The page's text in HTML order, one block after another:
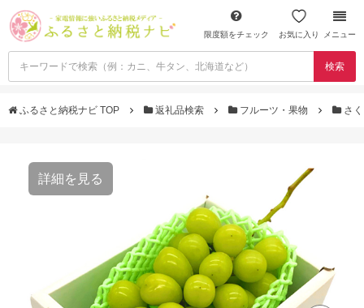
限度額をチェック お気に入り メニュー
検索
ふるさと納税ナビ TOP 返礼品検索 フルーツ・果物 さ
詳細を見る